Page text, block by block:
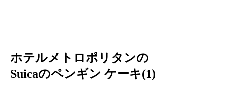
ホテルメトロポリタンの
Suicaのペンギン ケーキ(1)